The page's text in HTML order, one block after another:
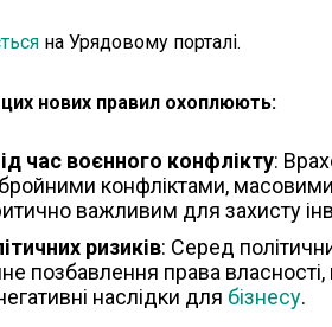
на Урядовому порталі.
нових правил охоплюють:
час воєнного конфлікту:
конфліктами,
важливим для захисту
ризиків: Серед
позбавлення права
наслідки для бізнесу.